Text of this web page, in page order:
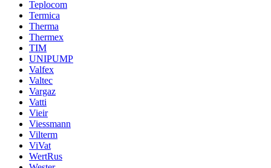
Teplocom
Termica
Therma
Thermex
TIM
UNIPUMP
Valfex
Valtec
Vargaz
Vatti
Vieir
Viessmann
Vilterm
ViVat
WertRus